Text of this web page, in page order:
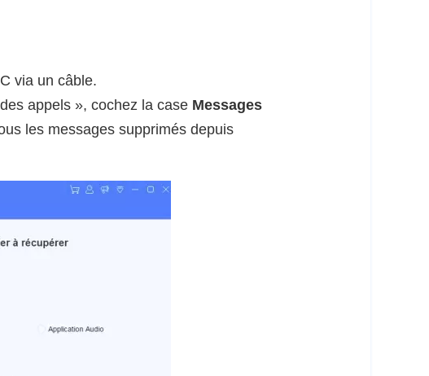
via un câble.
appels », cochez la case Messages
les messages supprimés depuis